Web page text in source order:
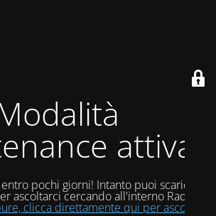
attiva
pochi giorni! Intanto puoi scaricare
ascoltarci cercando all'interno Radio
clicca direttamente qui per ascoltarci!